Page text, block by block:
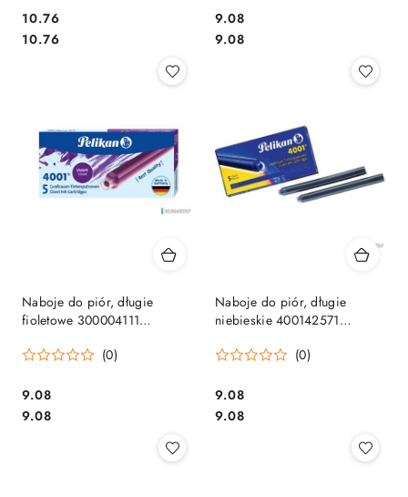
Cena:
10.76
Cena:
10.76
Cena:
9.08
Cena:
9.08
Naboje do piór, długie
fioletowe 300004111
(0)
Cena:
9.08
Cena:
9.08
Naboje do piór, długie
niebieskie 400142571
(0)
Cena:
9.08
Cena:
9.08